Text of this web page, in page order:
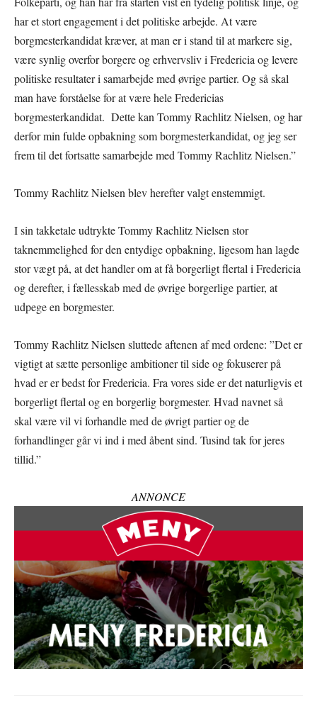
har et stort engagement i det politiske arbejde. At være
borgmesterkandidat kræver, at man er i stand til at markere sig,
være synlig overfor borgere og erhvervsliv i Fredericia og levere
politiske resultater i samarbejde med øvrige partier. Og så skal
man have forståelse for at være hele Fredericias
borgmesterkandidat. Dette kan Tommy Rachlitz Nielsen, og har
derfor min fulde opbakning som borgmesterkandidat, og jeg ser
frem til det fortsatte samarbejde med Tommy Rachlitz Nielsen.”
Tommy Rachlitz Nielsen blev herefter valgt enstemmigt.
I sin takketale udtrykte Tommy Rachlitz Nielsen stor
taknemmelighed for den entydige opbakning, ligesom han lagde
stor vægt på, at det handler om at få borgerligt flertal i Fredericia
og derefter, i fællesskab med de øvrige borgerlige partier, at
udpege en borgmester.
Tommy Rachlitz Nielsen sluttede aftenen af med ordene: ”Det er
vigtigt at sætte personlige ambitioner til side og fokuserer på
hvad er er bedst for Fredericia. Fra vores side er det naturligvis et
borgerligt flertal og en borgerlig borgmester. Hvad navnet så
skal være vil vi forhandle med de øvrigt partier og de
forhandlinger går vi ind i med åbent sind. Tusind tak for jeres
tillid.”
ANNONCE